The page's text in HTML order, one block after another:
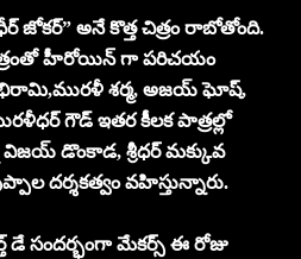
జోకర్” అనే కొత్త చిత్రం రాబోతోంది.
హీరోయిన్ గా పరిచయం
శర్మ, అజయ్ ఘోష్,
గౌడ్ ఇతర కీలక పాత్రల్లో
విజయ్ డొంకాడ, శ్రీధర్ మక్కువ
దర్శకత్వం వహిస్తున్నారు.
డే సందర్భంగా మేకర్స్ ఈ రోజు